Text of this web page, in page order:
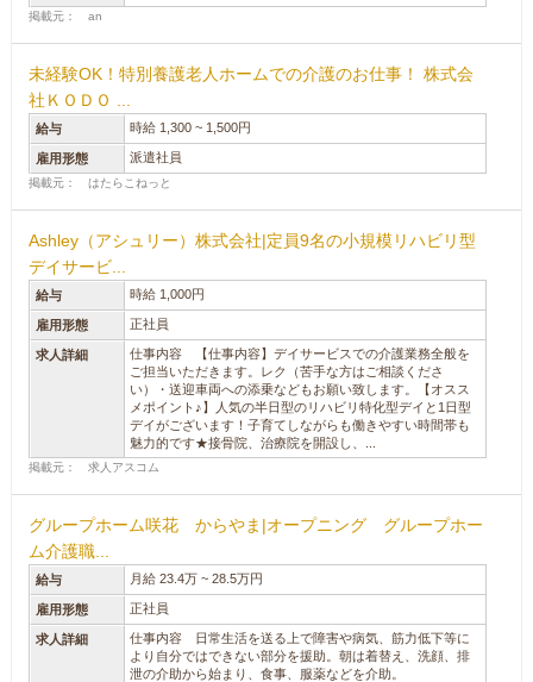
掲載元： an
未経験OK！特別養護老人ホームでの介護のお仕事！ 株式会
社ＫＯＤＯ ...
給与 時給 1,300 ~ 1,500円
雇用形態 派遣社員
掲載元： はたらこねっと
Ashley（アシュリー）株式会社|定員9名の小規模リハビリ型
デイサービ...
給与 時給 1,000円
雇用形態 正社員
求人詳細
仕事内容 【仕事内容】デイサービスでの介護業務全般を
ご担当いただきます。レク（苦手な方はご相談くださ
い）・送迎車両への添乗などもお願い致します。【オスス
メポイント♪】人気の半日型のリハビリ特化型デイと1日型
デイがございます！子育てしながらも働きやすい時間帯も
魅力的です★接骨院、治療院を開設し、...
掲載元： 求人アスコム
グループホーム咲花 からやま|オープニング グループホー
ム介護職...
給与 月給 23.4万 ~ 28.5万円
雇用形態 正社員
求人詳細
仕事内容 日常生活を送る上で障害や病気、筋力低下等に
より自分ではできない部分を援助。朝は着替え、洗顔、排
泄の介助から始まり、食事、服薬などを介助。